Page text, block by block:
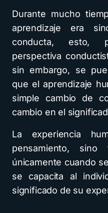
Durante mucho
aprendizaje era
conducta, esto,
perspectiva
sin embargo, se
que el aprendizaje
simple cambio de
cambio en el
La experiencia
pensamiento, sino
únicamente cuando
se capacita al
significado de su